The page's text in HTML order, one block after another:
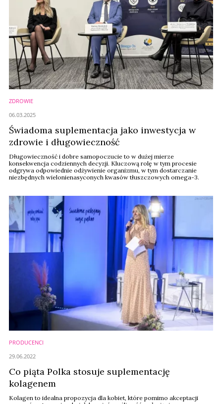
ZDROWIE
Świadoma suplementacja jako inwestycja w
zdrowie i długowieczność
Długowieczność i dobre samopoczucie to w dużej mierze
konsekwencja codziennych decyzji. Kluczową rolę w tym procesie
odgrywa odpowiednie odżywienie organizmu, w tym dostarczanie
niezbędnych wielonienasyconych kwasów tłuszczowych omega-3.
06.03.2025
PRODUCENCI
Co piąta Polka stosuje suplementację
kolagenem
Kolagen to idealna propozycja dla kobiet, które pomimo akceptacji
29.06.2022